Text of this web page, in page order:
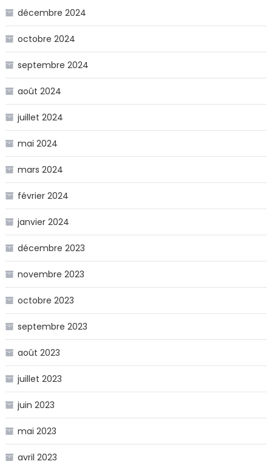
décembre 2024
octobre 2024
septembre 2024
août 2024
juillet 2024
mai 2024
mars 2024
février 2024
janvier 2024
décembre 2023
novembre 2023
octobre 2023
septembre 2023
août 2023
juillet 2023
juin 2023
mai 2023
avril 2023